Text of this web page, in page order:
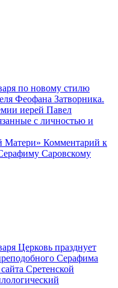
по новому стилю
Феофана Затворника.
иерей Павел
с личностью и
Матери» Комментарий к
Саровскому
Церковь празднует
Серафима
Сретенской